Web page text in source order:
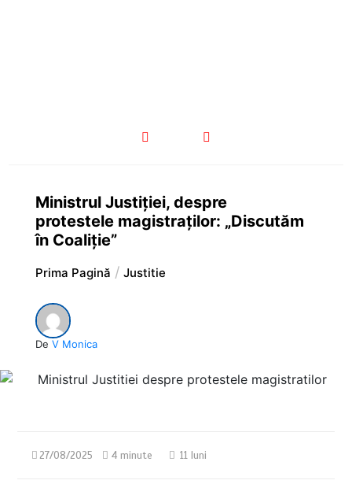
Ministrul Justiției, despre
protestele magistraților: „Discutăm
în Coaliție”
Prima Pagină Justitie
De V Monica
27/08/2025 4 minute 11 luni